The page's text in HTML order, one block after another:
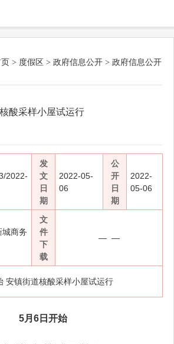
> 度假区 > 政府信息公开 > 政府信息公开
核酸采样小屋试运行
2022-
发
文
日
期
2022-05-
06
公
开
日
期
2022-
05-06
城商务
文
件
下
载
— —
安镇街道核酸采样小屋试运行
5月6日开始